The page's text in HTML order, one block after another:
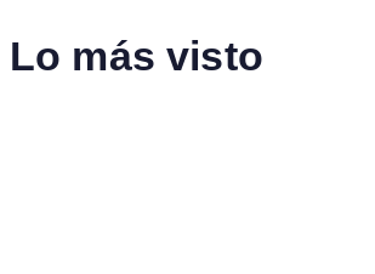
Lo más visto